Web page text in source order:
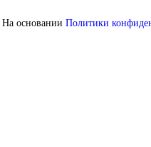
На основании Политики